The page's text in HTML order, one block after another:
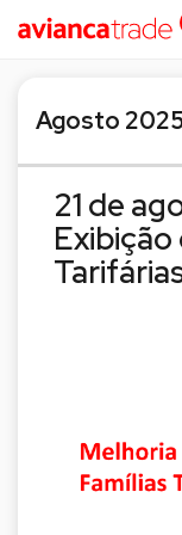
Agosto
21 de
Exibição